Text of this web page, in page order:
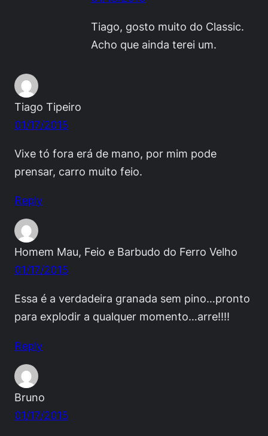
Tiago, gosto muito do Classic.
Acho que ainda terei um.
Tiago Tipeiro
01/17/2015
Vixe tó fora erá de mano, por mim pode
prensar, carro muito feio.
Reply
Homem Mau, Feio e Barbudo do Ferro Velho
01/17/2015
Essa é a verdadeira granada sem pino…pronto
para explodir a qualquer momento…arre!!!!
Reply
Bruno
01/17/2015